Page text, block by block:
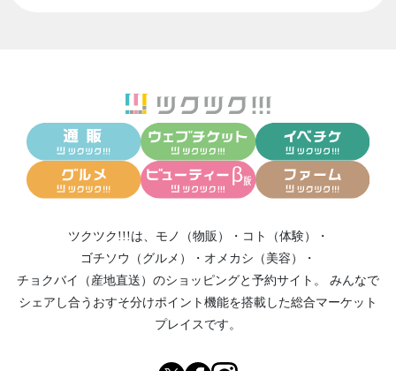
ツクツク!!!は、 モノ（物販） ・ コト（体験）
・
ゴチソウ（グルメ）
・ オメカシ（美容）
・
チョクバイ（産地直送） のショッピングと予約サイト。
みんなで
シェアし合う おすそ分けポイント機能を搭載した総合マーケット
プレイスです。